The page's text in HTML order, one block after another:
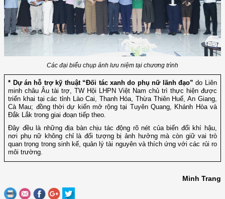
Các đại biểu chụp ảnh lưu niệm tại chương trình
* Dự án hỗ trợ kỹ thuật “Đối tác xanh do phụ nữ lãnh đạo” do Liên
minh châu Âu tài trợ, TW Hội LHPN Việt Nam chủ trì thực hiện được
triển khai tại các tỉnh Lào Cai, Thanh Hóa, Thừa Thiên Huế, An Giang,
Cà Mau; đồng thời dự kiến mở rộng tại Tuyên Quang, Khánh Hòa và
Đắk Lắk trong giai đoạn tiếp theo.
Đây đều là những địa bàn chịu tác động rõ nét của biến đổi khí hậu,
nơi phụ nữ không chỉ là đối tượng bị ảnh hưởng mà còn giữ vai trò
quan trọng trong sinh kế, quản lý tài nguyên và thích ứng với các rủi ro
môi trường.
Minh Trang